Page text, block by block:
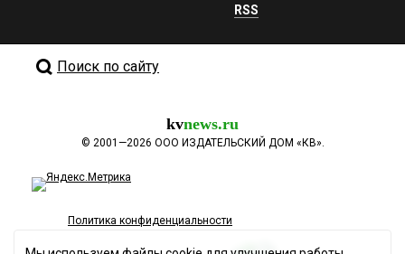
RSS
Поиск по сайту
kvnews.ru
© 2001—2026 ООО ИЗДАТЕЛЬСКИЙ ДОМ «КВ».
Политика конфиденциальности